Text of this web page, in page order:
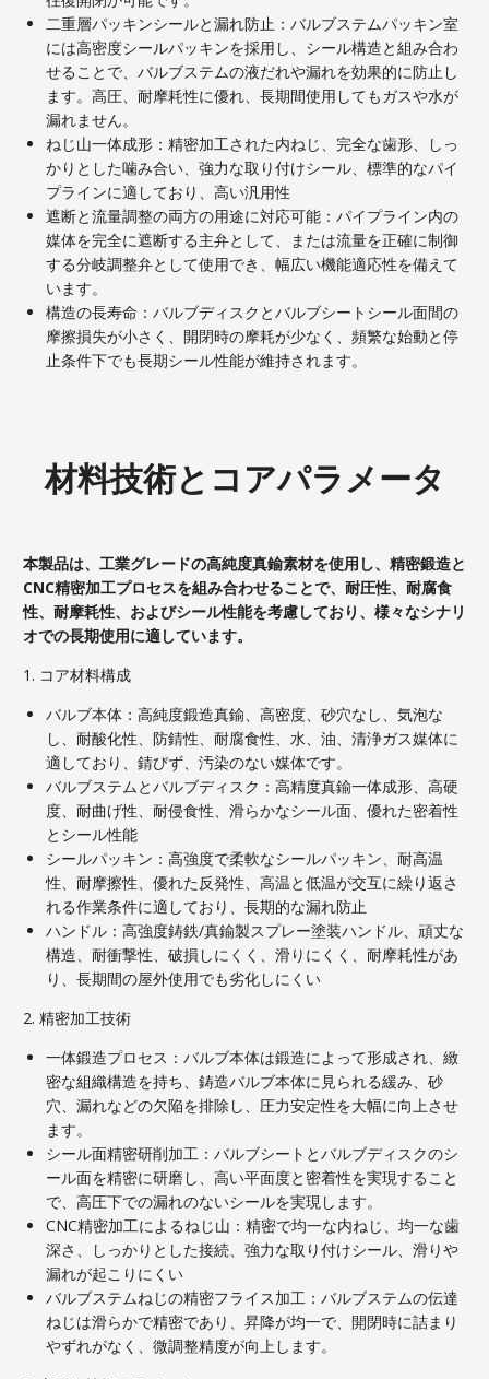
二重層パッキンシールと漏れ防止：バルブステムパッキン室
には高密度シールパッキンを採用し、シール構造と組み合わ
せることで、バルブステムの液だれや漏れを効果的に防止し
ます。高圧、耐摩耗性に優れ、長期間使用してもガスや水が
漏れません。
ねじ山一体成形：精密加工された内ねじ、完全な歯形、しっ
かりとした噛み合い、強力な取り付けシール、標準的なパイ
プラインに適しており、高い汎用性
遮断と流量調整の両方の用途に対応可能：パイプライン内の
媒体を完全に遮断する主弁として、または流量を正確に制御
する分岐調整弁として使用でき、幅広い機能適応性を備えて
います。
構造の長寿命：バルブディスクとバルブシートシール面間の
摩擦損失が小さく、開閉時の摩耗が少なく、頻繁な始動と停
止条件下でも長期シール性能が維持されます。
材料技術とコアパラメータ
本製品は、工業グレードの高純度真鍮素材を使用し、精密鍛造と
CNC精密加工プロセスを組み合わせることで、耐圧性、耐腐食
性、耐摩耗性、およびシール性能を考慮しており、様々なシナリ
オでの長期使用に適しています。
1. コア材料構成
バルブ本体：高純度鍛造真鍮、高密度、砂穴なし、気泡な
し、耐酸化性、防錆性、耐腐食性、水、油、清浄ガス媒体に
適しており、錆びず、汚染のない媒体です。
バルブステムとバルブディスク：高精度真鍮一体成形、高硬
度、耐曲げ性、耐侵食性、滑らかなシール面、優れた密着性
とシール性能
シールパッキン：高強度で柔軟なシールパッキン、耐高温
性、耐摩擦性、優れた反発性、高温と低温が交互に繰り返さ
れる作業条件に適しており、長期的な漏れ防止
ハンドル：高強度鋳鉄/真鍮製スプレー塗装ハンドル、頑丈な
構造、耐衝撃性、破損しにくく、滑りにくく、耐摩耗性があ
り、長期間の屋外使用でも劣化しにくい
2. 精密加工技術
一体鍛造プロセス：バルブ本体は鍛造によって形成され、緻
密な組織構造を持ち、鋳造バルブ本体に見られる緩み、砂
穴、漏れなどの欠陥を排除し、圧力安定性を大幅に向上させ
ます。
シール面精密研削加工：バルブシートとバルブディスクのシ
ール面を精密に研磨し、高い平面度と密着性を実現すること
で、高圧下での漏れのないシールを実現します。
CNC精密加工によるねじ山：精密で均一な内ねじ、均一な歯
深さ、しっかりとした接続、強力な取り付けシール、滑りや
漏れが起こりにくい
バルブステムねじの精密フライス加工：バルブステムの伝達
ねじは滑らかで精密であり、昇降が均一で、開閉時に詰まり
やずれがなく、微調整精度が向上します。